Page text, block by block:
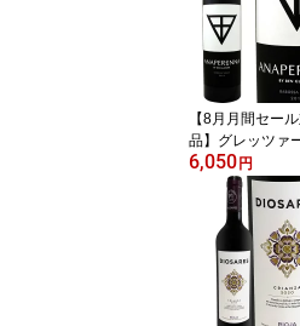
シラー50% グル
30% カリニャン
C14.5% パーカ
点 ロバート・パ
ワイン・アドヴ
京橋ワイン
【8月月間セー
品】グレッツァ
ペレーナ 2021 オ
ラリア 赤ワイン
フルボディ パー
+点 シラーズ
ネ・ソーヴィニ
ベン・グレッツ
ーストラリア バ
ヴァレー エベニ
6,050円